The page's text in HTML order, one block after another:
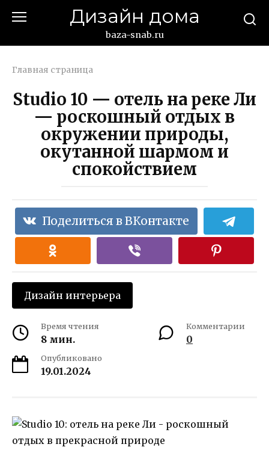
Дизайн дома
baza-snab.ru
Главная страница
Studio 10 — отель на реке Ли
— роскошный отдых в
окружении природы,
окутанной шармом и
спокойствием
Поделиться в ВКонтакте
Дизайн интерьера
Время чтения
8 мин.
Комментарии
0
Опубликовано
19.01.2024